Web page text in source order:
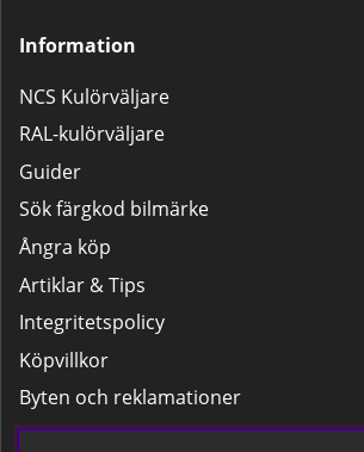
Information
NCS Kulörväljare
RAL-kulörväljare
Guider
Sök färgkod bilmärke
Ångra köp
Artiklar & Tips
Integritetspolicy
Köpvillkor
Byten och reklamationer
Leverans